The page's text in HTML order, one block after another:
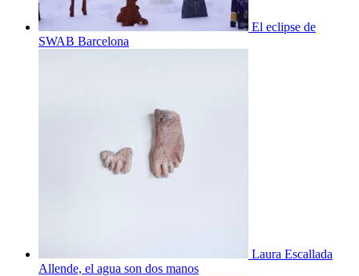
El eclipse de
SWAB Barcelona
Laura Escallada
Allende, el agua son dos manos